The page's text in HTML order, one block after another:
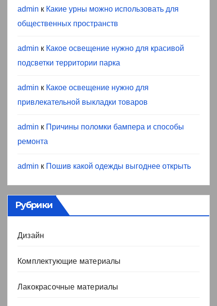
admin к Какие урны можно использовать для
общественных пространств
admin к Какое освещение нужно для красивой
подсветки территории парка
admin к Какое освещение нужно для
привлекательной выкладки товаров
admin к Причины поломки бампера и способы
ремонта
admin к Пошив какой одежды выгоднее открыть
Рубрики
Дизайн
Комплектующие материалы
Лакокрасочные материалы